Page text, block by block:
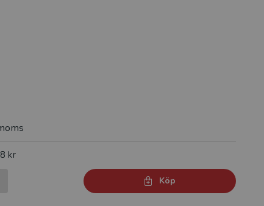
kr
Köp